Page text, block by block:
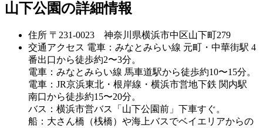
山下公園の詳細情報
住所 〒231-0023 神奈川県横浜市中区山下町279
交通アクセス 電車：みなとみらい線 元町・中華街駅 4
番出口から徒歩約2〜3分。
電車：みなとみらい線 馬車道駅から徒歩約10〜15分。
電車：JR京浜東北・根岸線・横浜市営地下鉄 関内駅
南口から徒歩約15〜20分。
バス：横浜市営バス「山下公園前」下車すぐ。
船：大さん橋（桟橋）や海上バスでベイエリアからの